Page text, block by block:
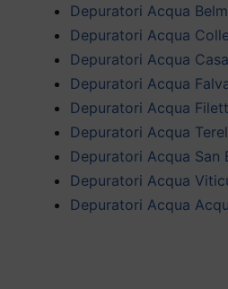
Depuratori Acqua
Depuratori Acqua
Depuratori Acqua
Depuratori Acqua
Depuratori Acqua
Depuratori Acqua
Depuratori Acqua San
Depuratori Acqua
Depuratori Acqua